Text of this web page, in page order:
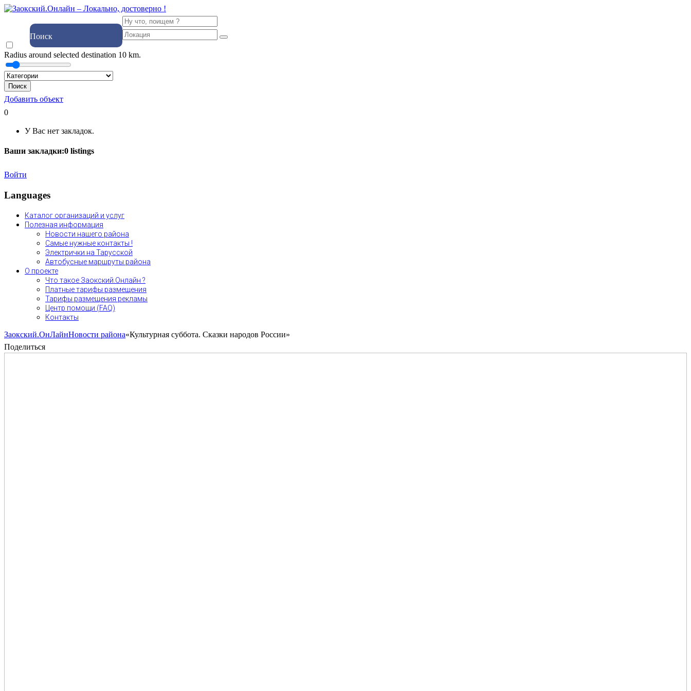
Поиск
Radius around selected destination 10 km.
Поиск
Добавить объект
0
У Вас нет закладок.
Ваши закладки:0 listings
Войти
Languages
Каталог организаций и услуг
Полезная информация
Новости нашего района
Самые нужные контакты !
Электрички на Тарусской
Автобусные маршруты района
О проекте
Что такое Заокский.Онлайн ?
Платные тарифы размещения
Тарифы размещения рекламы
Центр помощи (FAQ)
Контакты
Заокский.ОнЛайнНовости района«Культурная суббота. Сказки народов России»
Поделиться